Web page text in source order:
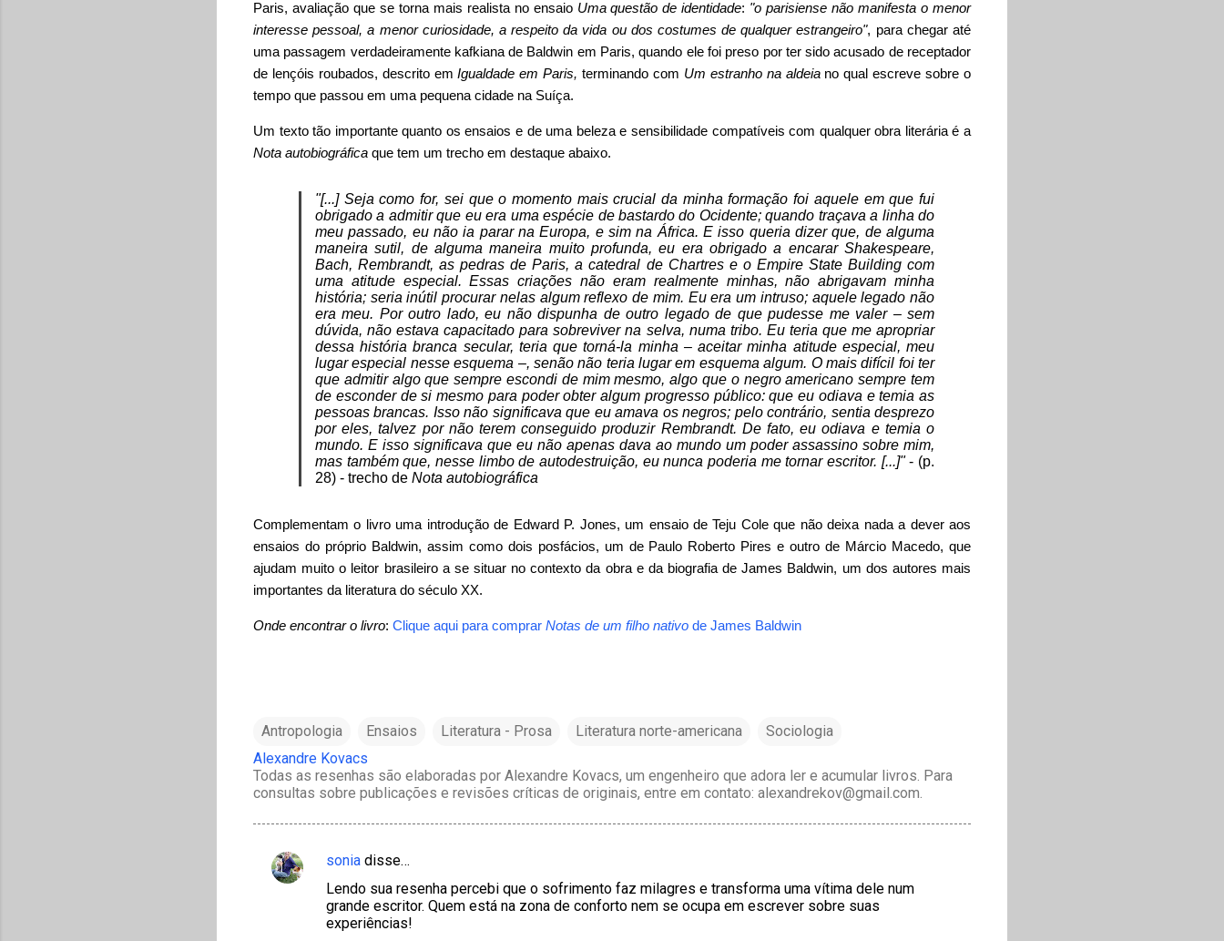
Paris, avaliação que se torna mais realista no ensaio Uma questão de identidade: "o parisiense não manifesta o menor
interesse pessoal, a menor curiosidade, a respeito da vida ou dos costumes de qualquer estrangeiro", para chegar até
uma passagem verdadeiramente kafkiana de Baldwin em Paris, quando ele foi preso por ter sido acusado de receptador
de lençóis roubados, descrito emIgualdade em Paris, terminando com Um estranho na aldeiano qual escreve sobre o
tempo que passou em uma pequena cidade na Suíça.
Um texto tão importante quanto os ensaios e de uma beleza e sensibilidade compatíveis com qualquer obra literária é a
Nota autobiográfica que tem um trecho em destaque abaixo.
"[...] Seja como for, sei que o momento mais crucial da minha formação foi aquele em que fui
obrigado a admitir que eu era uma espécie de bastardo do Ocidente; quando traçava a linha do
meu passado, eu não ia parar na Europa, e sim na África. E isso queria dizer que, de alguma
maneira sutil, de alguma maneira muito profunda, eu era obrigado a encarar Shakespeare,
Bach, Rembrandt, as pedras de Paris, a catedral de Chartres e o Empire State Building com
uma atitude especial. Essas criações não eram realmente minhas, não abrigavam minha
história; seria inútil procurar nelas algum reflexo de mim. Eu era um intruso; aquele legado não
era meu. Por outro lado, eu não dispunha de outro legado de que pudesse me valer – sem
dúvida, não estava capacitado para sobreviver na selva, numa tribo. Eu teria que me apropriar
dessa história branca secular, teria que torná-la minha – aceitar minha atitude especial, meu
lugar especial nesse esquema –, senão não teria lugar em esquema algum. O mais difícil foi ter
que admitir algo que sempre escondi de mim mesmo, algo que o negro americano sempre tem
de esconder de si mesmo para poder obter algum progresso público: que eu odiava e temia as
pessoas brancas. Isso não significava que eu amava os negros; pelo contrário, sentia desprezo
por eles, talvez por não terem conseguido produzir Rembrandt. De fato, eu odiava e temia o
mundo. E isso significava que eu não apenas dava ao mundo um poder assassino sobre mim,
mas também que, nesse limbo de autodestruição, eu nunca poderia me tornar escritor. [...]"- (p.
28) - trecho de Nota autobiográfica
Complementam o livro uma introdução de Edward P. Jones, um ensaio de Teju Cole que não deixa nada a dever aos
ensaios do próprio Baldwin, assim como dois posfácios, um de Paulo Roberto Pires e outro de Márcio Macedo, que
ajudam muito o leitor brasileiro a se situar no contexto da obra e da biografia de James Baldwin, um dos autores mais
importantes da literatura do século XX.
Onde encontrar o livro: Clique aqui para comprar Notas de um filho nativo de James Baldwin
Antropologia Ensaios Literatura - Prosa Literatura norte-americana
Sociologia
Alexandre Kovacs
Todas as resenhas são elaboradas por Alexandre Kovacs, um engenheiro que adora ler e acumular livros. Para
consultas sobre publicações e revisões críticas de originais, entre em contato: alexandrekov@gmail.com.
C
sonia disse…
Lendo sua resenha percebi que o sofrimento faz milagres e transforma uma vítima dele num
grande escritor. Quem está na zona de conforto nem se ocupa em escrever sobre suas
experiências!